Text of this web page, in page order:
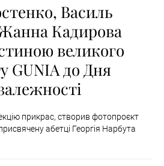
Василь
Кадирова
великого
GUNIA до Дня
прикрас, створив фотопроєкт
абетці Георгія Нарбута